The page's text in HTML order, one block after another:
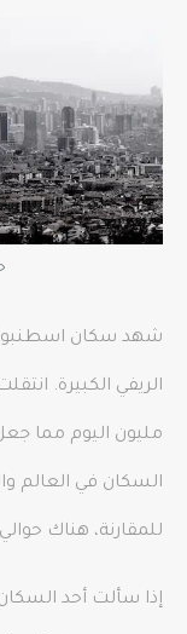
مليون اليوم مما
السكان في العالم
للمقارنة، هناك حوالي 11.5 مليون شخص في بلجيكا.
إذا سألت أحد